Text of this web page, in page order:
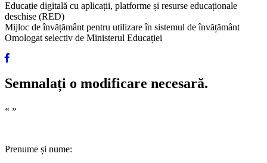
Educație digitală cu aplicații, platforme și resurse educaționale
deschise (RED)
Mijloc de învățământ pentru utilizare în sistemul de învățământ
Omologat selectiv de Ministerul Educației
Semnalați o modificare necesară.
« »
Prenume și nume: